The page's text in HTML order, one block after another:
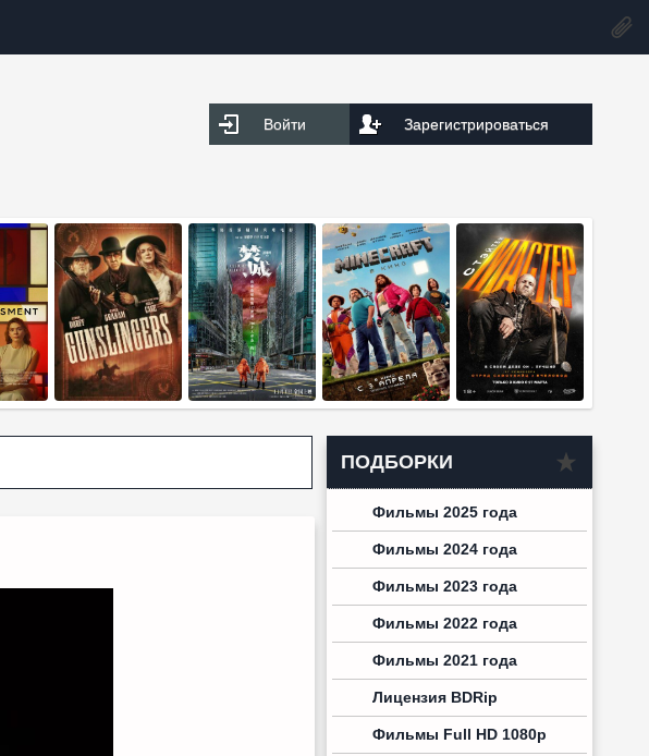
Войти Зарегистрироваться
ПОДБОРКИ
Фильмы 2025 года
Фильмы 2024 года
Фильмы 2023 года
Фильмы 2022 года
Фильмы 2021 года
Лицензия BDRip
Фильмы Full HD 1080p